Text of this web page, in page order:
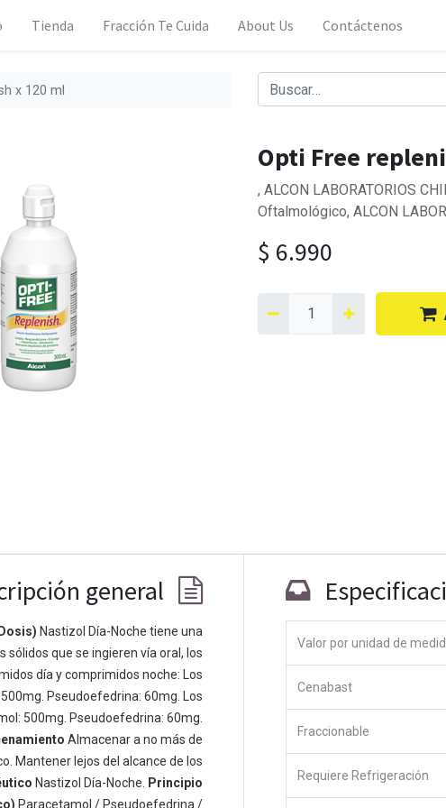
Tienda Fracción Te Cuida About Us Contáctenos
x 120 ml
Opti Free
, ALCON LABORATORIOS
Oftalmológico, ALCON
$ 6.990
general
Nastizol Día-Noche tiene una
que se ingieren vía oral, los
día y comprimidos noche: Los
Pseudoefedrina: 60mg. Los
500mg. Pseudoefedrina: 60mg.
Almacenar a no más de
Mantener lejos del alcance de los
Nastizol Día-Noche.
Principio
Paracetamol / Pseudoefedrina /
Valor por unidad de
Cenabast
Fraccionable
Requiere Refrigeración
de personas apasionadas cuyo objetivo es
de todos a través de productos disruptivos.
productos para resolver sus problemas
productos están diseñados para
empresas dispuestas a optimizar su